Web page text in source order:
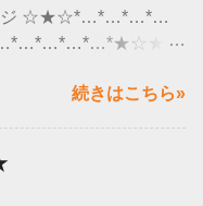
ージ ☆★☆*…*…*…*…
字(アルファベット）
のアップデートの影
続きはこちら»